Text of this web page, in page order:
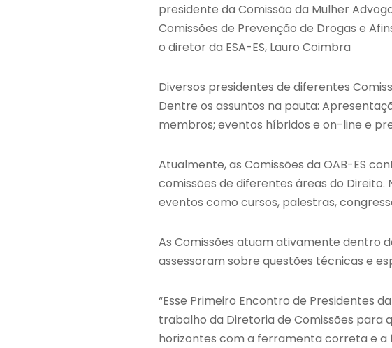
presidente da Comissão da Mulher
Comissões de Prevenção de Drogas e
o diretor da ESA-ES, Lauro Coimbra
Diversos presidentes de diferentes
Dentre os assuntos na pauta:
membros; ⁠eventos híbridos e on-line e
Atualmente, as Comissões da OAB-ES
comissões de diferentes áreas do Direito.
eventos como cursos, palestras,
As Comissões atuam ativamente dentro
assessoram sobre questões técnicas e
“Esse Primeiro Encontro de Presidentes
trabalho da Diretoria de Comissões para
horizontes com a ferramenta correta e a